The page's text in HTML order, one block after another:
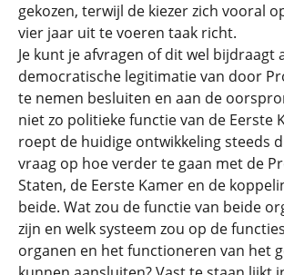
gekozen, terwijl de kiezer zich vooral
vier jaar uit te voeren taak richt.
Je kunt je afvragen of dit wel bijdraagt
democratische legitimatie van door
te nemen besluiten en aan de
niet zo politieke functie van de Eerste
roept de huidige ontwikkeling steeds
vraag op hoe verder te gaan met de
Staten, de Eerste Kamer en de
beide. Wat zou de functie van beide
zijn en welk systeem zou op de
organen en het functioneren van het